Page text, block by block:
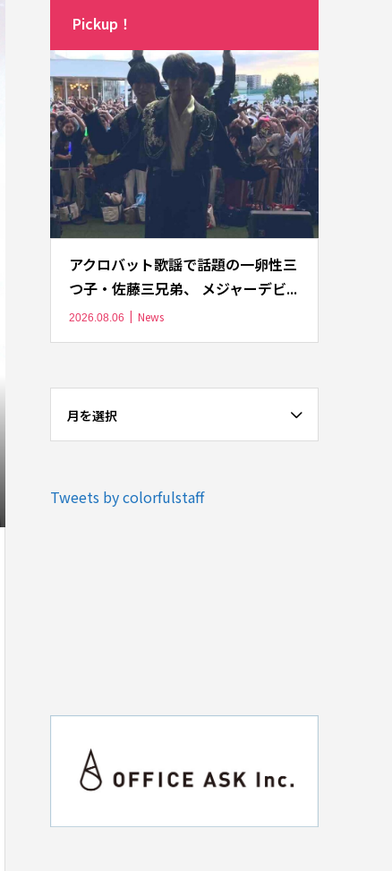
Pickup！
アクロバット歌謡で話題の一卵性三
つ子・佐藤三兄弟、 メジャーデビ...
2026.08.06 News
月を選択
Tweets by colorfulstaff